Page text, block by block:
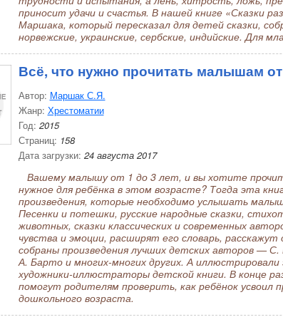
приносит удачи и счастья. В нашей книге «Сказки
Маршака, который пересказал для детей сказки,
норвежские, украинские, сербские, индийские. Для
Всё, что нужно прочитать малышам
Автор: Маршак С.Я.
Жанр: Хрестоматии
Год: 2015
Страниц: 158
Дата загрузки: 24 августа 2017
Вашему малышу от 1 до 3 лет, и вы хотите
нужное для ребёнка в этом возрасте? Тогда эта
произведения, которые необходимо услышать
Песенки и потешки, русские народные сказки,
животных, сказки классических и современных
чувства и эмоции, расширят его словарь,
собраны произведения лучших детских авторов —
А. Барто и многих-многих других. А
художники-иллюстраторы детской книги. В конце
помогут родителям проверить, как ребёнок усвоил
дошкольного возраста.